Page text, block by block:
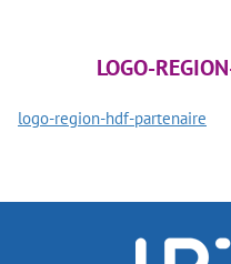
LOGO-
logo-region-hdf-partenaire